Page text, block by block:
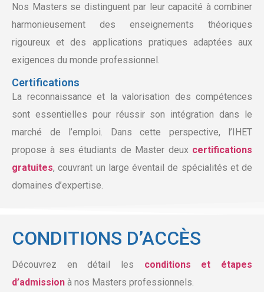
Nos Masters se distinguent par leur capacité à combiner
harmonieusement des enseignements théoriques
rigoureux et des applications pratiques adaptées aux
exigences du monde professionnel.
Certifications
La reconnaissance et la valorisation des compétences
sont essentielles pour réussir son intégration dans le
marché de l’emploi. Dans cette perspective, l’IHET
propose à ses étudiants de Master deux certifications
gratuites, couvrant un large éventail de spécialités et de
domaines d’expertise.
CONDITIONS D’ACCÈS
Découvrez en détail les conditions et étapes
d’admission à nos Masters professionnels.